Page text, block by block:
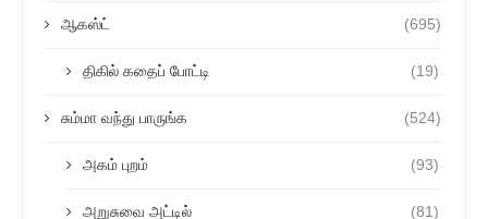
ஆகஸ்ட் (695)
திகில் கதைப் போட்டி (19)
சும்மா வந்து பாருங்க (524)
அகம் புறம் (93)
அறுசுவை அட்டில் (81)